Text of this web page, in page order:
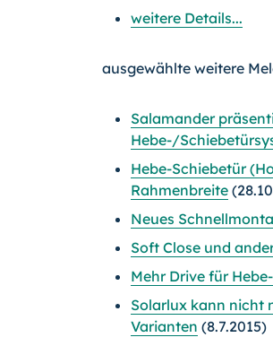
weitere Details...
ausgewählte weitere
Salamander
Hebe-/
Hebe-Schiebetür
Rahmenbreite
Neues
Soft Close und
Mehr Drive für
Solarlux kann nicht
Varianten (8.7.2015)